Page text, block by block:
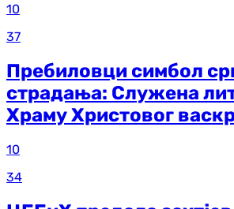
10
37
Пребиловци симбол
страдања: Служена
Храму Христовог
10
34